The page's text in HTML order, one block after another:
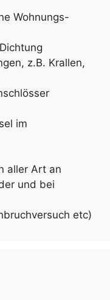
Wohnungs-
z.B. Krallen,
im
aller Art an
und bei
etc)